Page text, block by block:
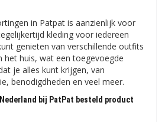
in Patpat is aanzienlijk voor
kleding voor iedereen
genieten van verschillende outfits
het huis, wat een toegevoegde
je alles kunt krijgen, van
benodigdheden en veel meer.
bij PatPat besteld product